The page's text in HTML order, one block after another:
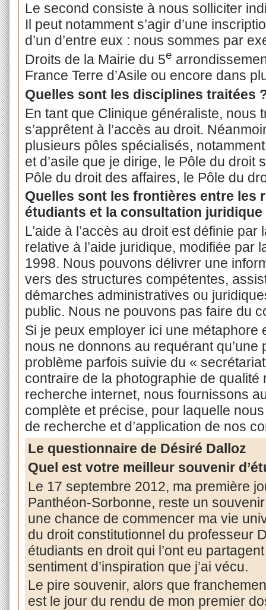
Le second consiste à nous solliciter
Il peut notamment s’agir d’une
d’un d’entre eux : nous sommes par
Droits de la Mairie du 5e
France Terre d’Asile ou encore dans
Quelles sont les disciplines traitées
En tant que Clinique généraliste, nous
s’apprêtent à l’accès au droit.
plusieurs pôles spécialisés,
et d’asile que je dirige, le Pôle du droit
Pôle du droit des affaires, le Pôle du
Quelles sont les frontières entre les
étudiants et la consultation
L’aide à l’accès au droit est définie
relative à l’aide juridique, modifiée
1998. Nous pouvons délivrer une
vers des structures compétentes,
démarches administratives ou
public. Nous ne pouvons pas faire du
Si je peux employer ici une métaphore
nous ne donnons au requérant
problème parfois suivie du «
contraire de la photographie de qualité
recherche internet, nous fournissons
complète et précise, pour laquelle
de recherche et d’application de nos
Le questionnaire de Désiré Dalloz
Quel est votre meilleur souvenir
Le 17 septembre 2012, ma première
Panthéon-Sorbonne, reste un
une chance de commencer ma vie
du droit constitutionnel du professeur
étudiants en droit qui l’ont eu
sentiment d’inspiration que j’ai vécu.
Le pire souvenir, alors que
est le jour du rendu de mon premier